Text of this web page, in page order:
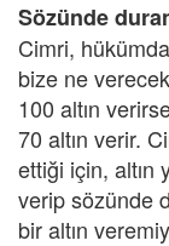
Sözünde
Cimri,
bize ne
100 altın
70 altın verir.
ettiği için, altın
verip sözünde
bir altın